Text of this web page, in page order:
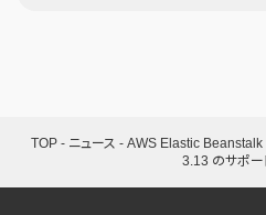
TOP - ニュース - AWS Elastic
3.13 のサポー